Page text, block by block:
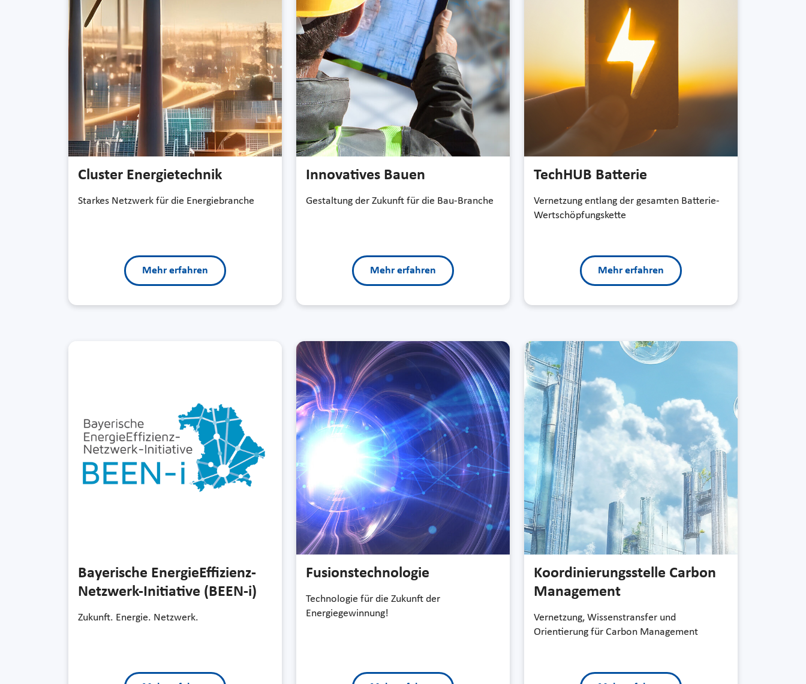
Cluster Energietechnik
Starkes Netzwerk für die Energiebranche
Mehr erfahren
Innovatives Bauen
Gestaltung der Zukunft für die Bau-Branche
Mehr erfahren
TechHUB Batterie
Vernetzung entlang der gesamten Batterie-
Wertschöpfungskette
Mehr erfahren
Bayerische EnergieEffizienz-
Netzwerk-Initiative (BEEN-i)
Zukunft. Energie. Netzwerk.
Fusionstechnologie
Technologie für die Zukunft der
Energiegewinnung!
Koordinierungs­stelle Carbon
Management
Vernetzung, Wissenstransfer und
Orientierung für Carbon Management